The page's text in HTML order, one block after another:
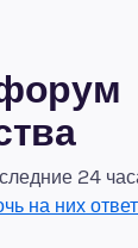
24
на них